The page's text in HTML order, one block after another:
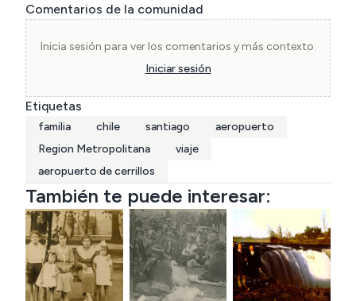
Comentarios de la comunidad
Inicia sesión para ver los comentarios y más contexto.
Iniciar sesión
Etiquetas
familia chile santiago
aeropuerto
Region Metropolitana
viaje
aeropuerto de cerrillos
También te puede interesar: